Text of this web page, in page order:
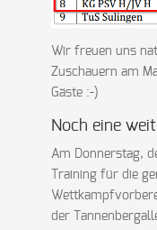
Wir freuen uns
Zuschauern am
Gäste :-)
Noch eine
Am Donnerstag,
Training für die
der